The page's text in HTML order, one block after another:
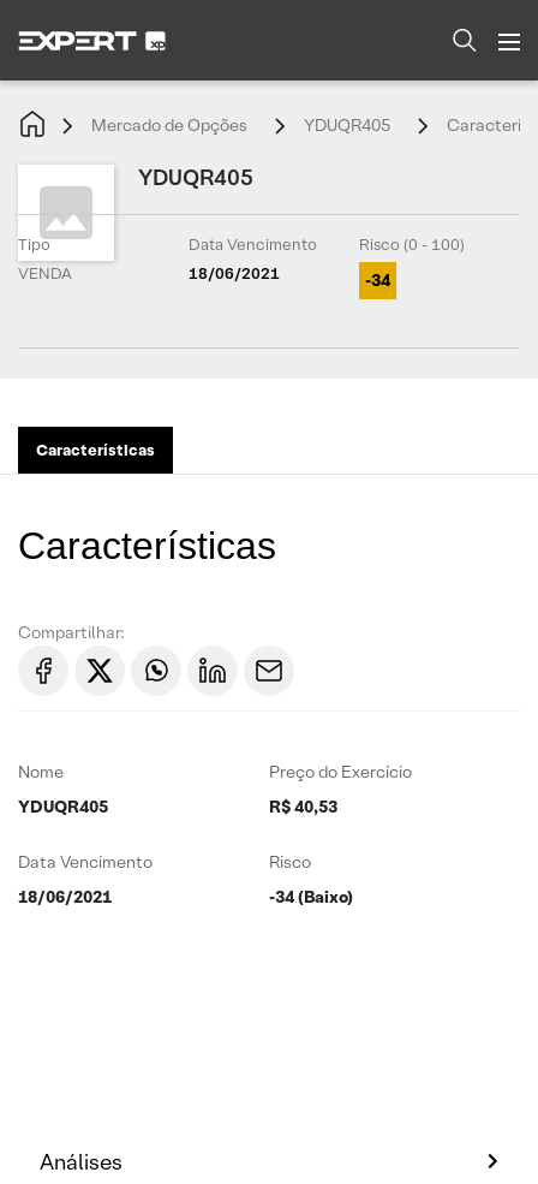
Mercado de Opções YDUQR405
YDUQR405
Tipo
VENDA
Data Vencimento
18/06/2021
Risco (0 - 100)
-34
Características
Características
Compartilhar:
Nome
YDUQR405
Preço do Exercício
R$ 40,53
Data Vencimento
18/06/2021
Risco
-34 (Baixo)
Análises